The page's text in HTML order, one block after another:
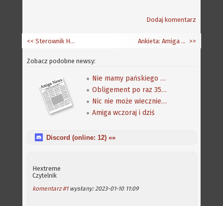
Dodaj komentarz
Ankieta: Amiga - do kogo masz obecnie największe zaufanie? >>
<< Sterownik HD Audio 6.9
Zobacz podobne newsy:
Nie mamy pańskiego Tabora (i co nam pan zrobi)
Obligement po raz 3500
Nic nie może wiecznie trwać - oświadczenie Adama Zalepy
Amiga wczoraj i dziś
Discord (online: 12) «»
Hextreme
Czytelnik
komentarz #1wysłany: 2023-01-10 11:09